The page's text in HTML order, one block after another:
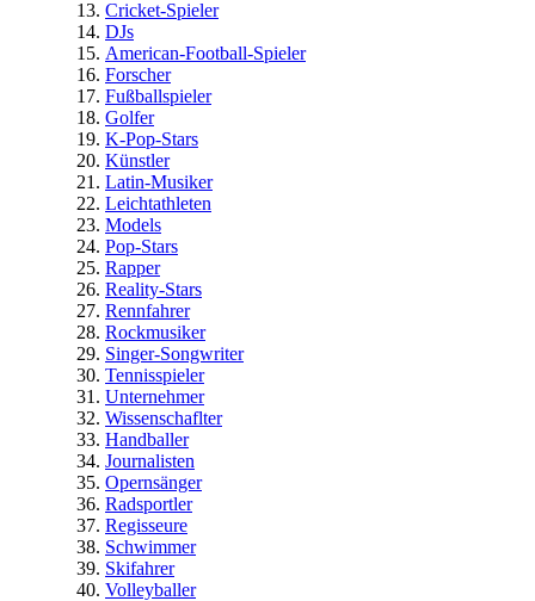
Cricket-Spieler
DJs
American-Football-Spieler
Forscher
Fußballspieler
Golfer
K-Pop-Stars
Künstler
Latin-Musiker
Leichtathleten
Models
Pop-Stars
Rapper
Reality-Stars
Rennfahrer
Rockmusiker
Singer-Songwriter
Tennisspieler
Unternehmer
Wissenschaflter
Handballer
Journalisten
Opernsänger
Radsportler
Regisseure
Schwimmer
Skifahrer
Volleyballer